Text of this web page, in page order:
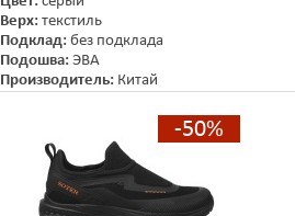
Верх: текстиль
Подклад: без подклада
Подошва: ЭВА
Производитель: Китай
-50%